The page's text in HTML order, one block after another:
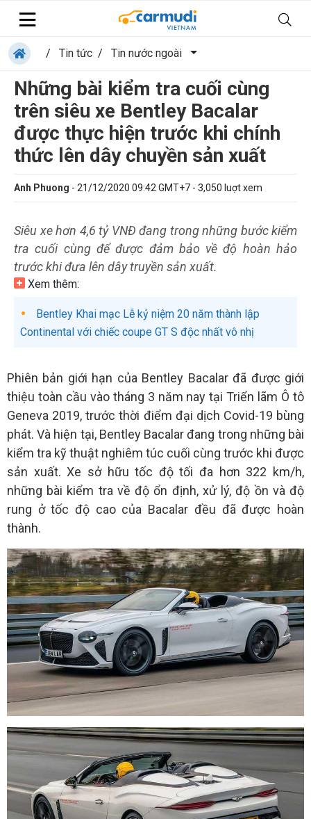
/ Tin tức / Tin nước ngoài
Những bài kiểm tra cuối cùng
trên siêu xe Bentley Bacalar
được thực hiện trước khi chính
thức lên dây chuyền sản xuất
Anh Phuong - 21/12/2020 09:42 GMT+7 - 3,050 luợt xem
Siêu xe hơn 4,6 tỷ VNĐ đang trong những bước kiểm
tra cuối cùng để được đảm bảo về độ hoàn hảo
trước khi đưa lên dây truyền sản xuất.
Xem thêm:
Bentley Khai mạc Lễ kỷ niệm 20 năm thành lập
Continental với chiếc coupe GT S độc nhất vô nhị
Phiên bản giới hạn của Bentley Bacalar đã được giới
thiệu toàn cầu vào tháng 3 năm nay tại Triển lãm Ô tô
Geneva 2019, trước thời điểm đại dịch Covid-19 bùng
phát. Và hiện tại, Bentley Bacalar đang trong những bài
kiểm tra kỹ thuật nghiêm túc cuối cùng trước khi được
sản xuất. Xe sở hữu tốc độ tối đa hơn 322 km/h,
những bài kiểm tra về độ ổn định, xử lý, độ ồn và độ
rung ở tốc độ cao của Bacalar đều đã được hoàn
thành.